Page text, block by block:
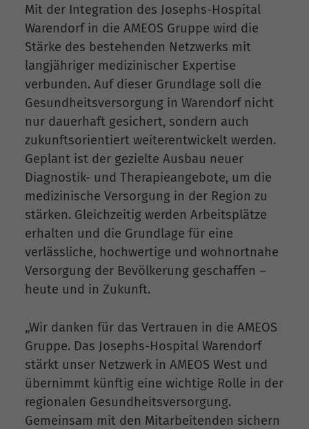
Mit der Integration des Josephs-Hospital
Warendorf in die AMEOS Gruppe wird die
Stärke des bestehenden Netzwerks mit
langjähriger medizinischer Expertise
verbunden. Auf dieser Grundlage soll die
Gesundheitsversorgung in Warendorf nicht
nur dauerhaft gesichert, sondern auch
zukunftsorientiert weiterentwickelt werden.
Geplant ist der gezielte Ausbau neuer
Diagnostik- und Therapieangebote, um die
medizinische Versorgung in der Region zu
stärken. Gleichzeitig werden Arbeitsplätze
erhalten und die Grundlage für eine
verlässliche, hochwertige und wohnortnahe
Versorgung der Bevölkerung geschaffen –
heute und in Zukunft.
„Wir danken für das Vertrauen in die AMEOS
Gruppe. Das Josephs-Hospital Warendorf
stärkt unser Netzwerk in AMEOS West und
übernimmt künftig eine wichtige Rolle in der
regionalen Gesundheitsversorgung.
Gemeinsam mit den Mitarbeitenden sichern